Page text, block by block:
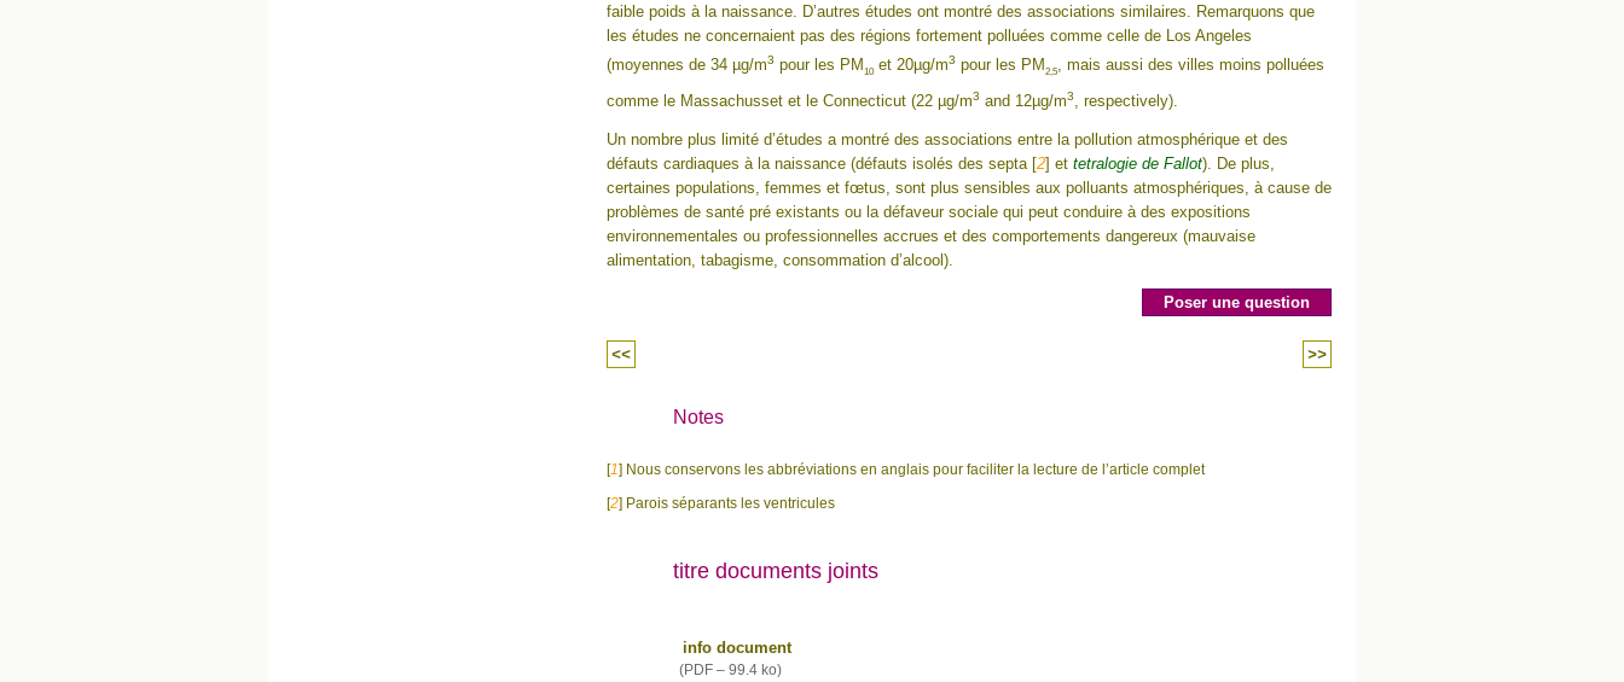
faible poids à la naissance. D’autres études ont montré des associations similaires. Remarquons que
les études ne concernaient pas des régions fortement polluées comme celle de Los Angeles
(moyennes de 34 µg/m3 pour les PM10 et 20µg/m3 pour les PM2,5
, mais aussi des villes moins polluées
comme le Massachusset et le Connecticut (22 µg/m3 and 12µg/m3 , respectively).
Un nombre plus limité d’études a montré des associations entre la pollution atmosphérique et des
défauts cardiaques à la naissance (défauts isolés des septa[2] et tetralogie de Fallot). De plus,
certaines populations, femmes et fœtus, sont plus sensibles aux polluants atmosphériques, à cause de
problèmes de santé pré existants ou la défaveur sociale qui peut conduire à des expositions
environnementales ou professionnelles accrues et des comportements dangereux (mauvaise
alimentation, tabagisme, consommation d’alcool).
Poser une question
<< >>
Notes
[1] Nous conservons les abbréviations en anglais pour faciliter la lecture de l’article complet
[2] Parois séparants les ventricules
titre documents joints
info document
(PDF – 99.4 ko)